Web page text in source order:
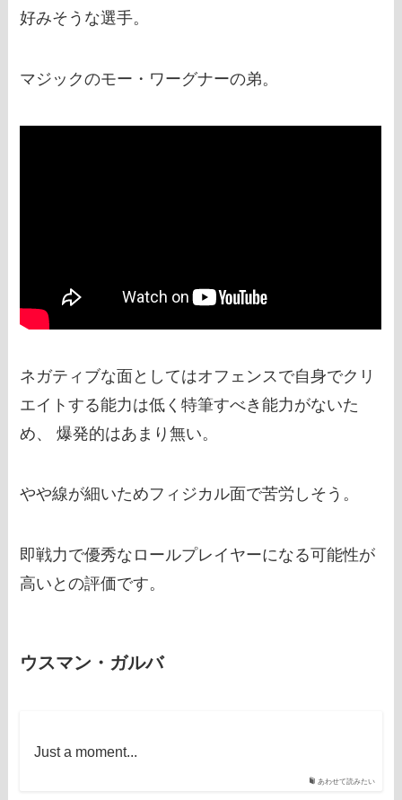
好みそうな選手。
マジックのモー・ワーグナーの弟。
ネガティブな面としてはオフェンスで自身でクリ
エイトする能力は低く特筆すべき能力がないた
め、 爆発的はあまり無い。
やや線が細いためフィジカル面で苦労しそう。
即戦力で優秀なロールプレイヤーになる可能性が
高いとの評価です。
ウスマン・ガルバ
あわせて読みたい
Just a moment...